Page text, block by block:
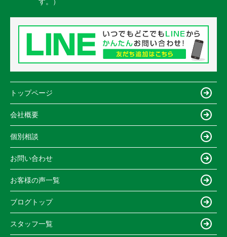
トップページ
会社概要
個別相談
お問い合わせ
お客様の声一覧
ブログトップ
スタッフ一覧